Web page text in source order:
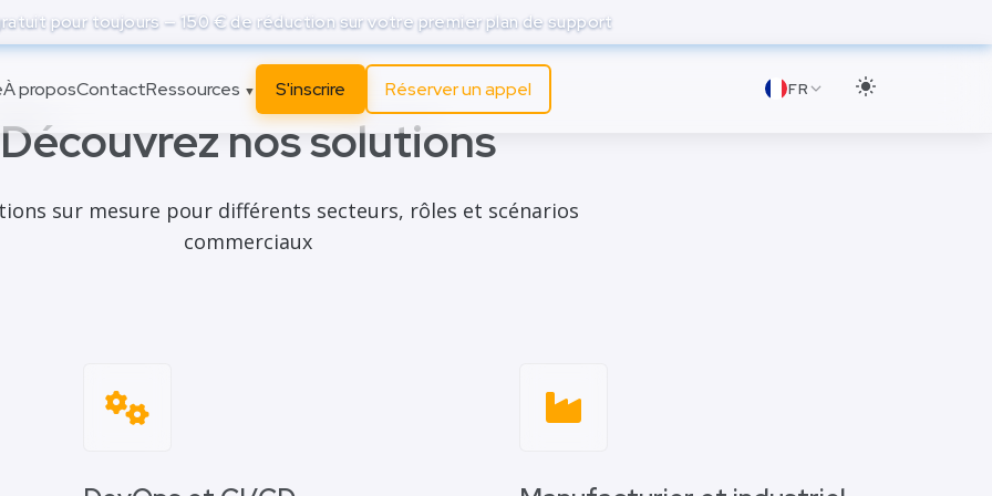
pour toujours — 150 € de réduction sur votre premier plan de support
À proposContactRessources ▼ S'inscrire Réserver un appel FR
Découvrez nos solutions
sur mesure pour différents secteurs, rôles et scénarios
commerciaux